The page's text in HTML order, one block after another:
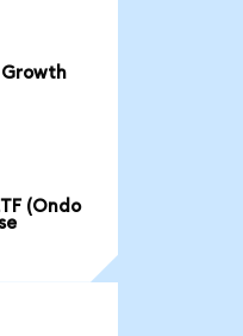
Growth
(Ondo